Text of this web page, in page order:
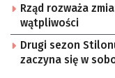
Rząd rozważa
wątpliwości
Drugi sezon
zaczyna się w